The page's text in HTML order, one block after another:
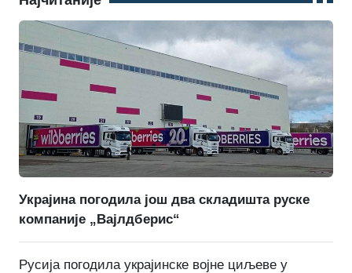
Украјина погодила још два складишта руске
компаније „Вајлдберис“
Русија погодила украјинске војне циљеве у